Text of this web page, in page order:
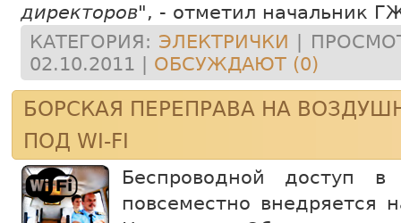
директоров", - отметил начальник
КАТЕГОРИЯ: ЭЛЕКТРИЧКИ |
02.10.2011 | ОБСУЖДАЮТ (0)
БОРСКАЯ ПЕРЕПРАВА НА
ПОД WI-FI
Беспроводной доступ
повсеместно внедряется